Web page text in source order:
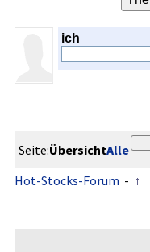
ich
Seite:ÜbersichtAlle
Hot-Stocks-Forum -